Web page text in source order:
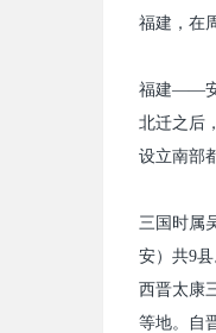
福建，在
福建——
北迁之后
设立南部
三国时属
安）共9县
西晋太康
等地。自